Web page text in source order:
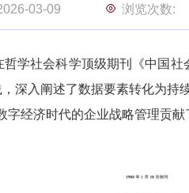
03-09 浏览次数:
学社会科学顶级期刊《中国
深入阐述了数据要素转化为持
字经济时代的企业战略管理贡